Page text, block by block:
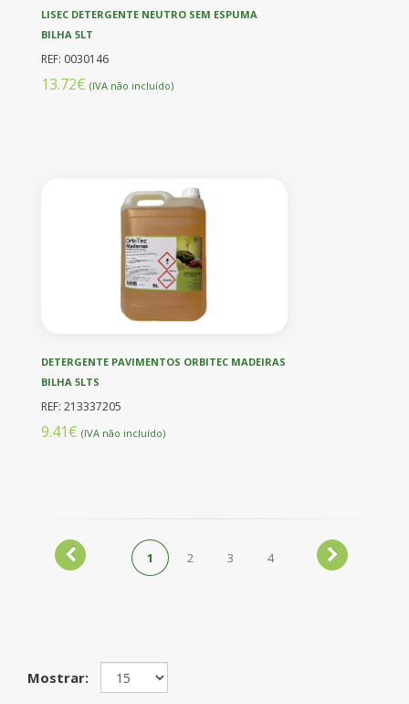
LISEC DETERGENTE NEUTRO SEM ESPUMA
BILHA 5LT
REF: 0030146
13.72€ (IVA não incluído)
DETERGENTE PAVIMENTOS ORBITEC MADEIRAS
BILHA 5LTS
REF: 213337205
9.41€ (IVA não incluído)
1 2 3 4
Mostrar: